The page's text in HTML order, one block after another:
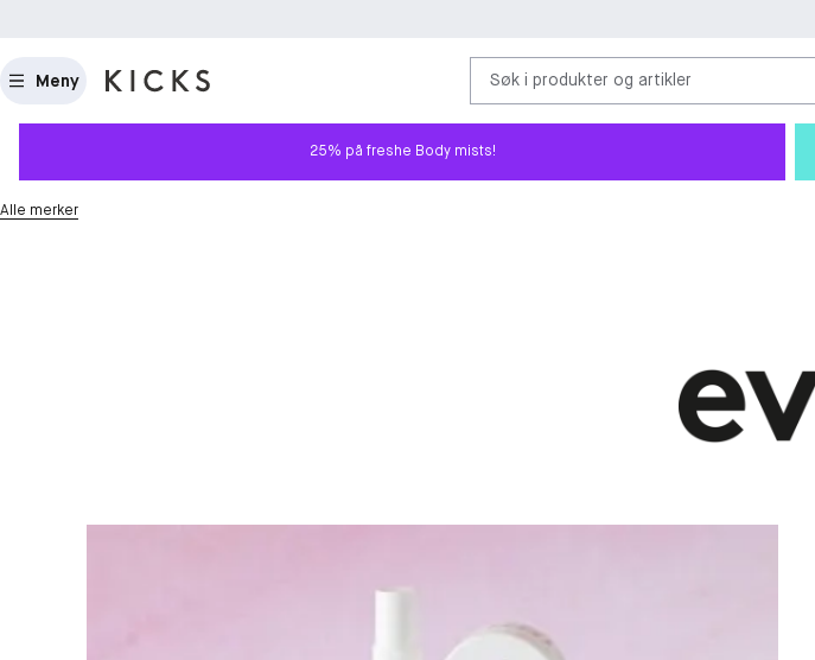
Meny Søk i produkter og artikler
25% på freshe Body mists!
Alle merker